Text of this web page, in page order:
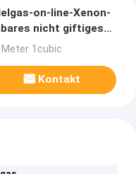
on-line-Xenon-
nicht giftiges
Meter 1cubic
Kontakt